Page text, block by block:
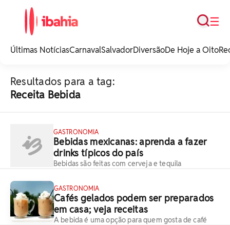
noticias e
☰
Busca
Últimas NotíciasCarnavalSalvadorDiversãoDe Hoje a Oito
Resultados para a tag:
Receita Bebida
GASTRONOMIA
Bebidas mexicanas: aprenda a fazer
drinks típicos do país
Bebidas são feitas com cerveja e tequila
GASTRONOMIA
Cafés gelados podem ser preparados
em casa; veja receitas
A bebida é uma opção para quem gosta de café